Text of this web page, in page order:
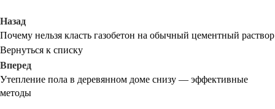
Назад
Почему нельзя класть газобетон на обычный цементный раствор
Вернуться к списку
Вперед
Утепление пола в деревянном доме снизу — эффективные
методы